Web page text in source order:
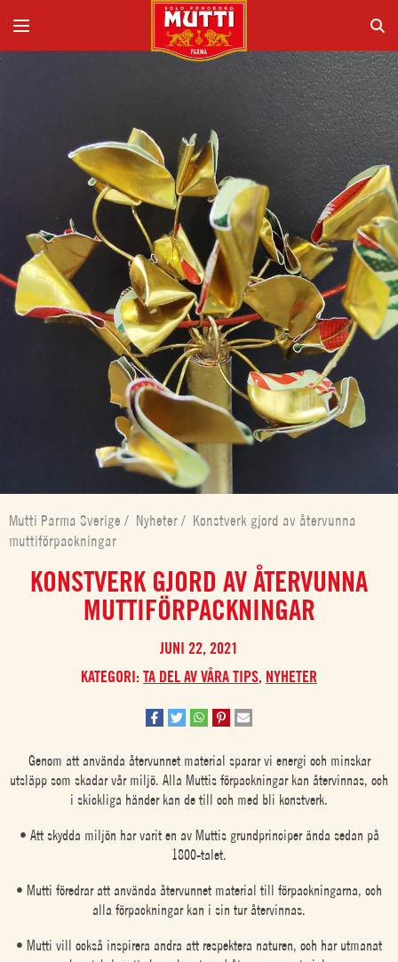
Mutti Parma Sverige / Nyheter / Konstverk gjord av återvunna
muttiförpackningar
KONSTVERK GJORD AV ÅTERVUNNA
MUTTIFÖRPACKNINGAR
JUNI 22, 2021
KATEGORI: TA DEL AV VÅRA TIPS, NYHETER
Genom att använda återvunnet material sparar vi energi och minskar
utsläpp som skadar vår miljö. Alla Muttis förpackningar kan återvinnas, och
i skickliga händer kan de till och med bli konstverk.
• Att skydda miljön har varit en av Muttis grundprinciper ända sedan på
1800-talet.
• Mutti föredrar att använda återvunnet material till förpackningarna, och
alla förpackningar kan i sin tur återvinnas.
• Mutti vill också inspirera andra att respektera naturen, och har utmanat